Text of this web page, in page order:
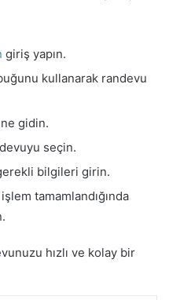
giriş yapın.
kullanarak randevu
gidin.
seçin.
bilgileri girin.
tamamlandığında
hızlı ve kolay bir